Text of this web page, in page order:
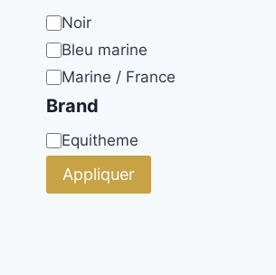
Couleur
Noir
Bleu marine
Marine / France
Brand
Brand
Equitheme
Appliquer